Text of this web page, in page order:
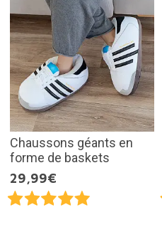
Chaussons géants en
forme de baskets
29,99€